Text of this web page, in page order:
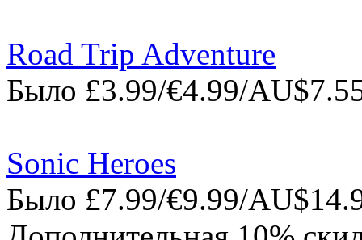
Road Trip Adventure
Было £3.99/€4.99/
Sonic Heroes
Было £7.99/€9.99/